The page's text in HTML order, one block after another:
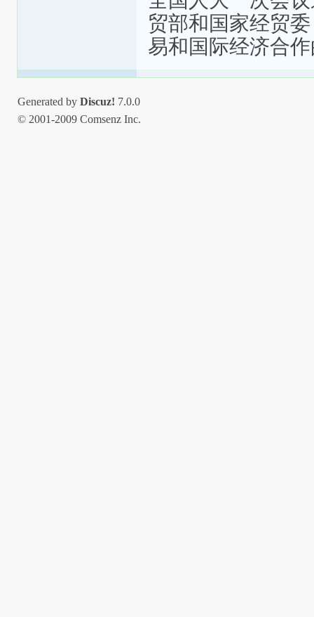
贸部和国家经贸
易和国际经济合
Generated by Discuz! 7.0.0
© 2001-2009 Comsenz Inc.